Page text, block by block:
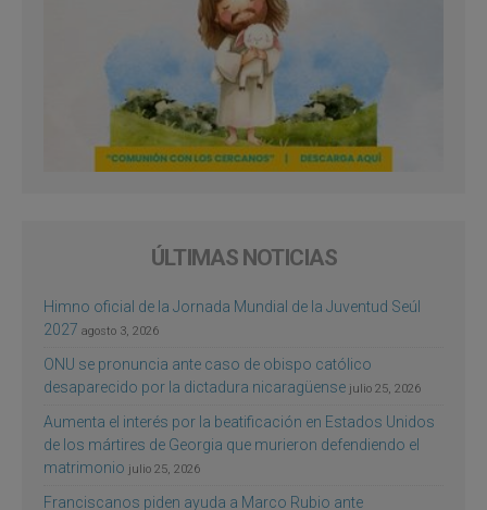
ÚLTIMAS NOTICIAS
Himno oficial de la Jornada Mundial de la Juventud Seúl
2027 agosto 3, 2026
ONU se pronuncia ante caso de obispo católico
desaparecido por la dictadura nicaragüense julio 25, 2026
Aumenta el interés por la beatificación en Estados Unidos
de los mártires de Georgia que murieron defendiendo el
matrimonio julio 25, 2026
Franciscanos piden ayuda a Marco Rubio ante